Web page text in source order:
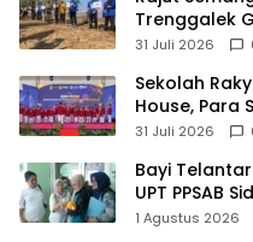
Trenggalek
di Pantai
31 Juli 2026
Sekolah
House, Para
Baru
31 Juli 2026
Bayi
UPT PPSAB
Diadopsi
1 Agustus 2026